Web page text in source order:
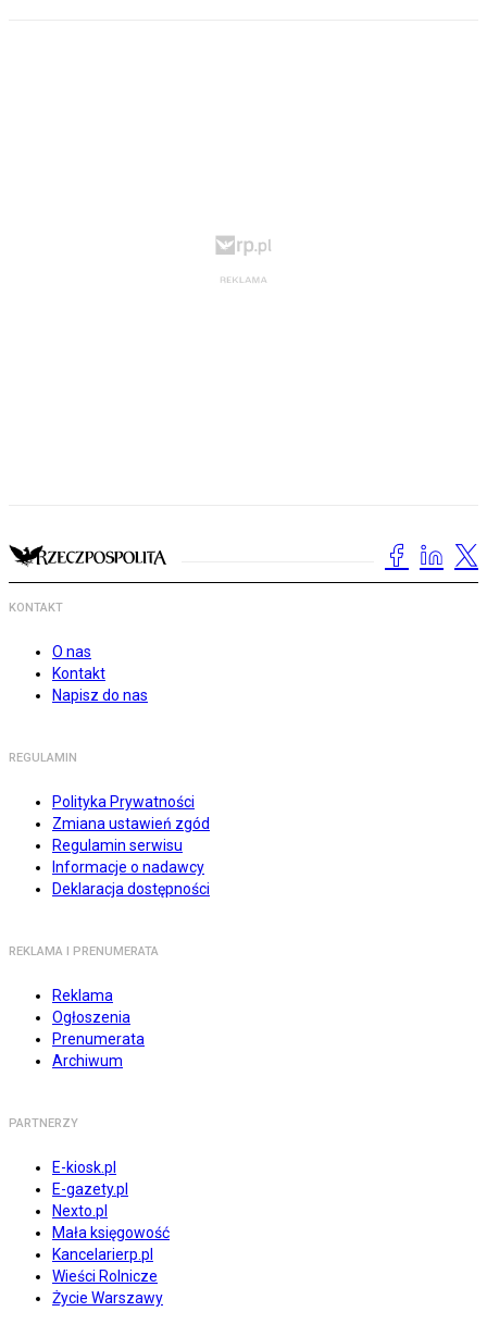
KONTAKT
O nas
Kontakt
Napisz do nas
REGULAMIN
Polityka Prywatności
Zmiana ustawień zgód
Regulamin serwisu
Informacje o nadawcy
Deklaracja dostępności
REKLAMA I PRENUMERATA
Reklama
Ogłoszenia
Prenumerata
Archiwum
PARTNERZY
E-kiosk.pl
E-gazety.pl
Nexto.pl
Mała księgowość
Kancelarierp.pl
Wieści Rolnicze
Życie Warszawy